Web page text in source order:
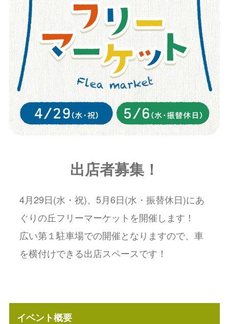
出店者募集！
4月29日(水・祝)、5月6日(水・振替休日)にあ
ぐりの丘フリーマーケットを開催します！
広い第１駐車場での開催となりますので、車
を横付けできる出店スペースです！
イベント概要